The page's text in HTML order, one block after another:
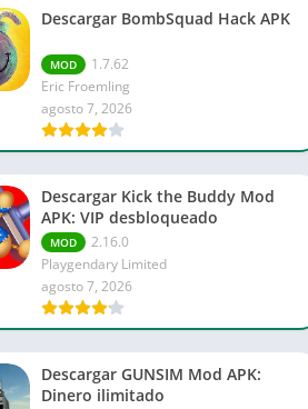
Descargar BombSquad Hack APK
MOD
1.7.62
Eric Froemling
agosto 7, 2026
Descargar Kick the Buddy Mod
APK: VIP desbloqueado
MOD
2.16.0
Playgendary Limited
agosto 7, 2026
Descargar GUNSIM Mod APK:
Dinero ilimitado